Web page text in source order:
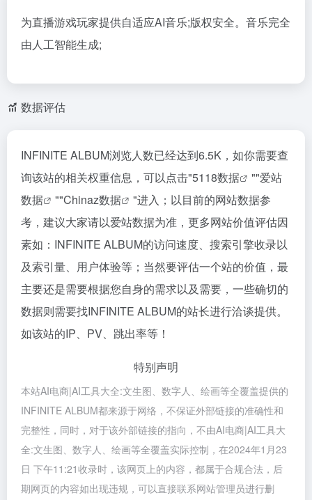
为直播游戏玩家提供自适应AI音乐;版权安全。音乐完全
由人工智能生成;
数据评估
INFINITE ALBUM浏览人数已经达到6.5K，如你需要查
询该站的相关权重信息，可以点击"5118数据 ""爱站
数据
""Chinaz数据
"进入；以目前的网站数据参
考，建议大家请以爱站数据为准，更多网站价值评估因
素如：INFINITE ALBUM的访问速度、搜索引擎收录以
及索引量、用户体验等；当然要评估一个站的价值，最
主要还是需要根据您自身的需求以及需要，一些确切的
数据则需要找INFINITE ALBUM的站长进行洽谈提供。
如该站的IP、PV、跳出率等！
特别声明
本站AI电商|AI工具大全:文生图、数字人、绘画等全覆盖提供的
INFINITE ALBUM都来源于网络，不保证外部链接的准确性和
完整性，同时，对于该外部链接的指向，不由AI电商|AI工具大
全:文生图、数字人、绘画等全覆盖实际控制，在2024年1月23
日 下午11:21收录时，该网页上的内容，都属于合规合法，后
期网页的内容如出现违规，可以直接联系网站管理员进行删